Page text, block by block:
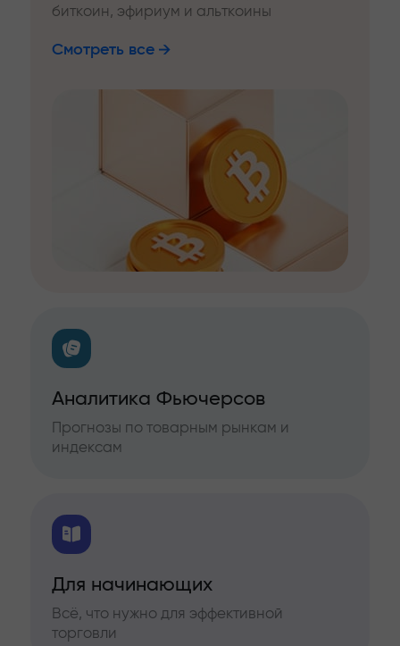
биткоин, эфириум и альткоины
Смотреть все
Аналитика Фьючерсов
Прогнозы по товарным рынкам и
индексам
Для начинающих
Всё, что нужно для эффективной
торговли